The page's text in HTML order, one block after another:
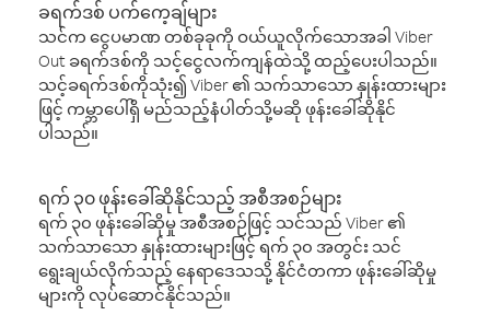
ခရက်ဒစ် ပက်ကေ့ချ်များ
သင်က ငွေပမာဏ တစ်ခုခုကို ဝယ်ယူလိုက်သောအခါ Viber
Out ခရက်ဒစ်ကို သင့်ငွေလက်ကျန်ထဲသို့ ထည့်ပေးပါသည်။
သင့်ခရက်ဒစ်ကိုသုံး၍ Viber ၏ သက်သာသော နှုန်းထားများ
ဖြင့် ကမ္ဘာပေါ်ရှိ မည်သည့်နံပါတ်သို့မဆို ဖုန်းခေါ်ဆိုနိုင်
ပါသည်။
ရက် ၃၀ ဖုန်းခေါ်ဆိုနိုင်သည့် အစီအစဉ်များ
ရက် ၃၀ ဖုန်းခေါ်ဆိုမှု အစီအစဉ်ဖြင့် သင်သည် Viber ၏
သက်သာသော နှုန်းထားများဖြင့် ရက် ၃၀ အတွင်း သင်
ရွေးချယ်လိုက်သည့် နေရာဒေသသို့ နိုင်ငံတကာ ဖုန်းခေါ်ဆိုမှု
များကို လုပ်ဆောင်နိုင်သည်။